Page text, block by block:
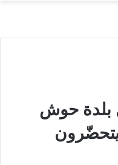
بلدة حوش
يتحضّرون